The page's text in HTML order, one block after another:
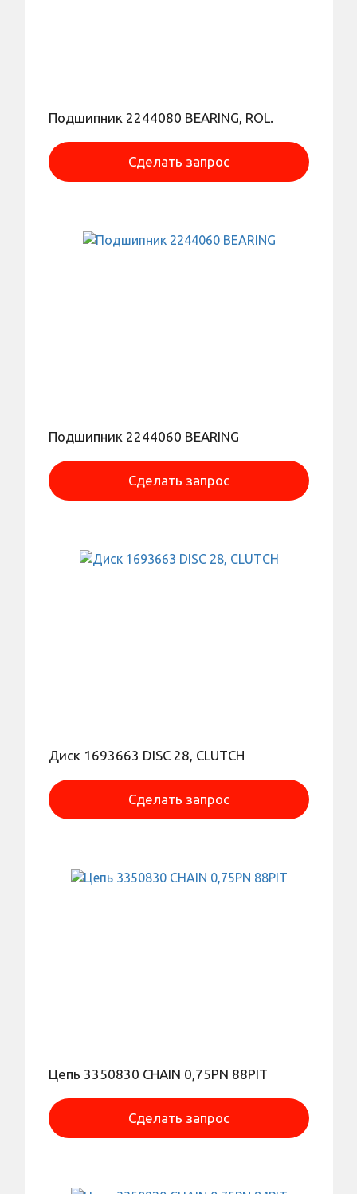
Подшипник 2244080 BEARING, ROL.
Сделать запрос
Подшипник 2244060 BEARING
Сделать запрос
Диск 1693663 DISC 28, CLUTCH
Сделать запрос
Цепь 3350830 CHAIN 0,75PN 88PIT
Сделать запрос